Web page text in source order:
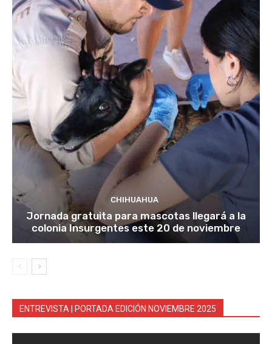
CHIHUAHUA
Jornada gratuita para mascotas llegará a la
colonia Insurgentes este 20 de noviembre
ENTREVISTA | PORTADA EDICIÓN NOVIEMBRE 2025